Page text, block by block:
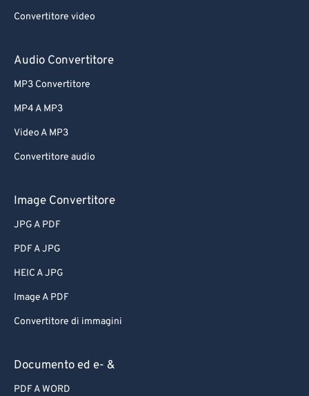
Convertitore video
Audio Convertitore
MP3 Convertitore
MP4 A MP3
Video A MP3
Convertitore audio
Image Convertitore
JPG A PDF
PDF A JPG
HEIC A JPG
Image A PDF
Convertitore di immagini
Documento ed e- &
PDF A WORD